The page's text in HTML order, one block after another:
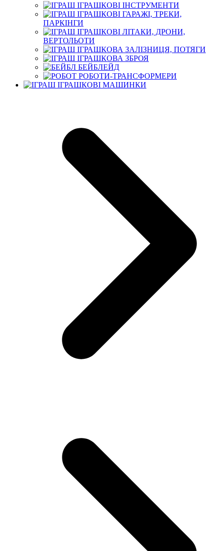
ІГРАШКОВІ ІНСТРУМЕНТИ
ІГРАШКОВІ ГАРАЖІ, ТРЕКИ,
ПАРКІНГИ
ІГРАШКОВІ ЛІТАКИ, ДРОНИ,
ВЕРТОЛЬОТИ
ІГРАШКОВА ЗАЛІЗНИЦЯ, ПОТЯГИ
ІГРАШКОВА ЗБРОЯ
БЕЙБЛЕЙД
РОБОТИ-ТРАНСФОРМЕРИ
ІГРАШКОВІ МАШИНКИ